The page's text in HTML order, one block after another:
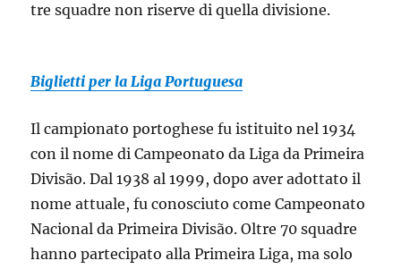
tre squadre non riserve di quella divisione.
Biglietti per la Liga Portuguesa
Il campionato portoghese fu istituito nel 1934
con il nome di Campeonato da Liga da Primeira
Divisão. Dal 1938 al 1999, dopo aver adottato il
nome attuale, fu conosciuto come Campeonato
Nacional da Primeira Divisão. Oltre 70 squadre
hanno partecipato alla Primeira Liga, ma solo